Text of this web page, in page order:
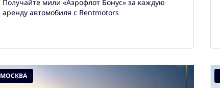
Получайте мили «Аэрофлот Бонус» за каждую
аренду автомобиля с Rentmotors
МОСКВА